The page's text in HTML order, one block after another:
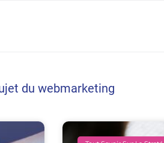
du webmarketing